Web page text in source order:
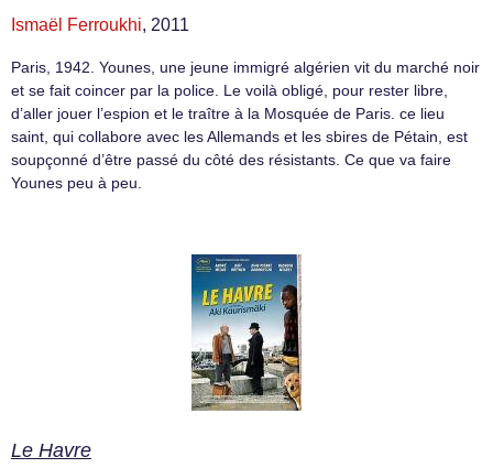
Ismaël Ferroukhi, 2011
Paris, 1942. Younes, une jeune immigré algérien vit du marché noir
et se fait coincer par la police. Le voilà obligé, pour rester libre,
d’aller jouer l’espion et le traître à la Mosquée de Paris. ce lieu
saint, qui collabore avec les Allemands et les sbires de Pétain, est
soupçonné d’être passé du côté des résistants. Ce que va faire
Younes peu à peu.
Le Havre